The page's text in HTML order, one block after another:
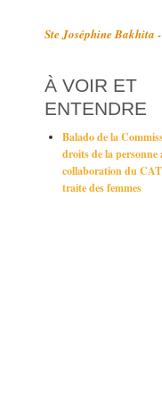
Ste Joséphine Bakhita -
À VOIR ET
ENTENDRE
Balado de la
droits de la personne
collaboration du
traite des femmes